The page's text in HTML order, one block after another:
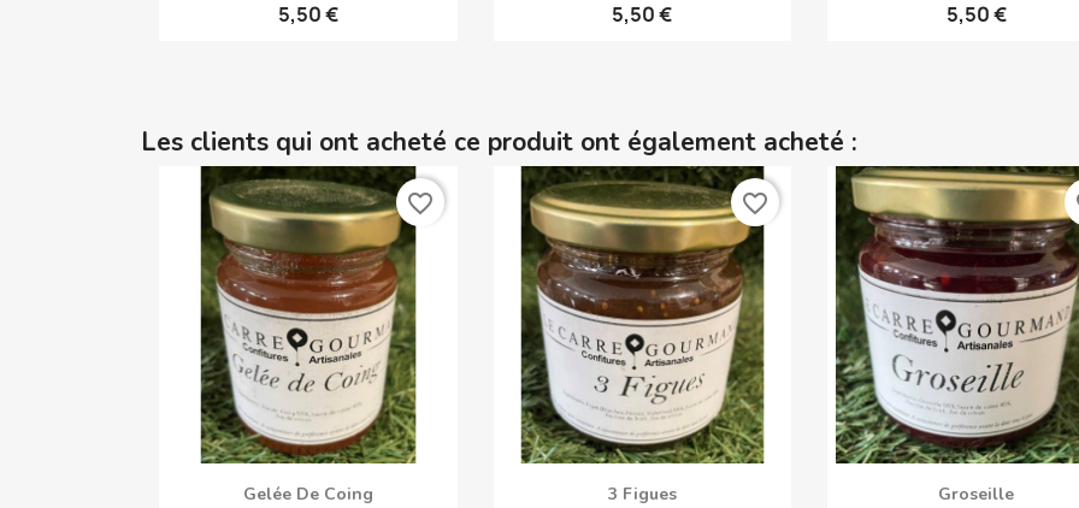
5,50 € 5,50 € 5,50 €
Les clients qui ont acheté ce produit ont également acheté :
Aperçu rapide
Gelée De Coing
favorite_border
Aperçu rapide
3 Figues
favorite_border
Aperçu rapide
Groseille